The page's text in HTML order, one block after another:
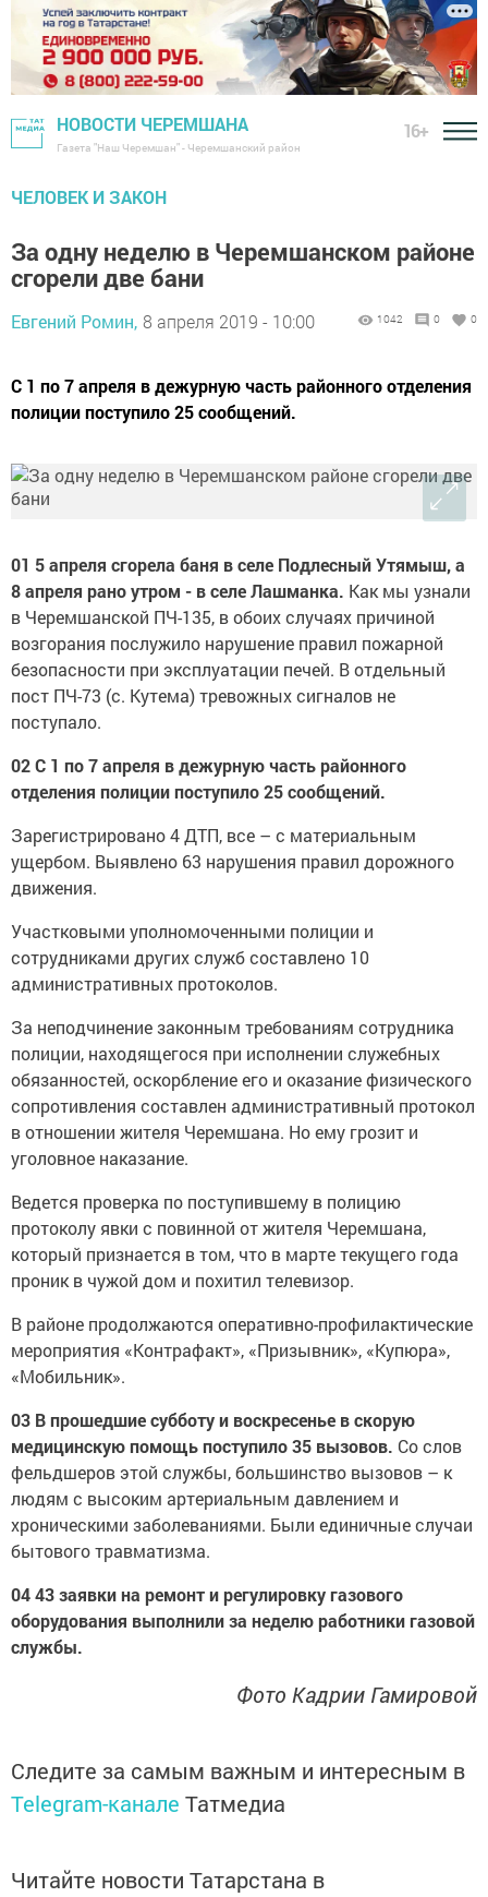
НОВОСТИ ЧЕРЕМШАНА
Газета "Наш Черемшан" - Черемшанский район
16+
ЧЕЛОВЕК И ЗАКОН
За одну неделю в Черемшанском районе
сгорели две бани
Евгений Ромин, 8 апреля 2019 - 10:00 1042 0 0
С 1 по 7 апреля в дежурную часть районного отделения
полиции поступило 25 сообщений.
01 5 апреля сгорела баня в селе Подлесный Утямыш, а
8 апреля рано утром - в селе Лашманка. Как мы узнали
в Черемшанской ПЧ-135, в обоих случаях причиной
возгорания послужило нарушение правил пожарной
безопасности при эксплуатации печей. В отдельный
пост ПЧ-73 (с. Кутема) тревожных сигналов не
поступало.
02 С 1 по 7 апреля в дежурную часть районного
отделения полиции поступило 25 сообщений.
Зарегистрировано 4 ДТП, все – с материальным
ущербом. Выявлено 63 нарушения правил дорожного
движения.
Участковыми уполномоченными полиции и
сотрудниками других служб составлено 10
административных протоколов.
За неподчинение законным требованиям сотрудника
полиции, находящегося при исполнении служебных
обязанностей, оскорбление его и оказание физического
сопротивления составлен административный протокол
в отношении жителя Черемшана. Но ему грозит и
уголовное наказание.
Ведется проверка по поступившему в полицию
протоколу явки с повинной от жителя Черемшана,
который признается в том, что в марте текущего года
проник в чужой дом и похитил телевизор.
В районе продолжаются оперативно-профилактические
мероприятия «Контрафакт», «Призывник», «Купюра»,
«Мобильник».
03 В прошедшие субботу и воскресенье в скорую
медицинскую помощь поступило 35 вызовов. Со слов
фельдшеров этой службы, большинство вызовов – к
людям с высоким артериальным давлением и
хроническими заболеваниями. Были единичные случаи
бытового травматизма.
04 43 заявки на ремонт и регулировку газового
оборудования выполнили за неделю работники газовой
службы.
Фото Кадрии Гамировой
Следите за самым важным и интересным в
Telegram-канале Татмедиа
Читайте новости Татарстана в